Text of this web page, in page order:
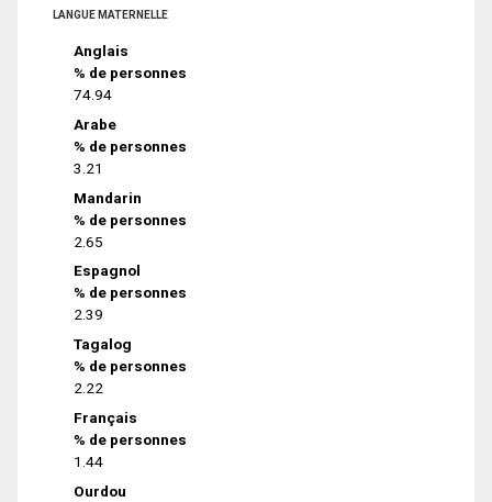
LANGUE MATERNELLE
Anglais
% de personnes
74.94
Arabe
% de personnes
3.21
Mandarin
% de personnes
2.65
Espagnol
% de personnes
2.39
Tagalog
% de personnes
2.22
Français
% de personnes
1.44
Ourdou